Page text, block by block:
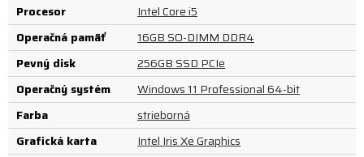
Procesor
Intel Core i5
Operačná pamäť
16GB SO-DIMM DDR4
Pevný disk
256GB SSD PCIe
Operačný systém
Windows 11 Professional 64-bit
Farba
strieborná
Grafická karta
Intel Iris Xe Graphics